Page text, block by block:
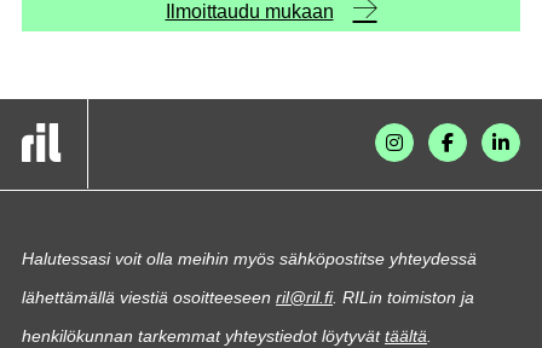
Ilmoittaudu mukaan
Halutessasi voit olla meihin myös sähköpostitse yhteydessä
lähettämällä viestiä osoitteeseen ril@ril.fi. RILin toimiston ja
henkilökunnan tarkemmat yhteystiedot löytyvättäältä